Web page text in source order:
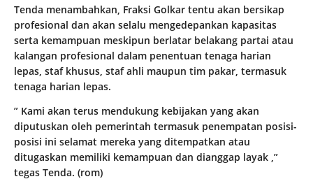
Tenda menambahkan, Fraksi Golkar tentu akan bersikap
profesional dan akan selalu mengedepankan kapasitas
serta kemampuan meskipun berlatar belakang partai atau
kalangan profesional dalam penentuan tenaga harian
lepas, staf khusus, staf ahli maupun tim pakar, termasuk
tenaga harian lepas.
” Kami akan terus mendukung kebijakan yang akan
diputuskan oleh pemerintah termasuk penempatan posisi-
posisi ini selamat mereka yang ditempatkan atau
ditugaskan memiliki kemampuan dan dianggap layak ,”
tegas Tenda. (rom)